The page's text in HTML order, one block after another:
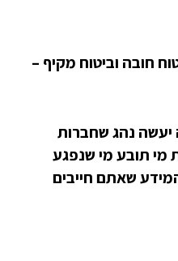
חובה וביטוח מקיף –
יעשה נהג שחברות
מי תובע מי שנפגע
שאתם חייבים